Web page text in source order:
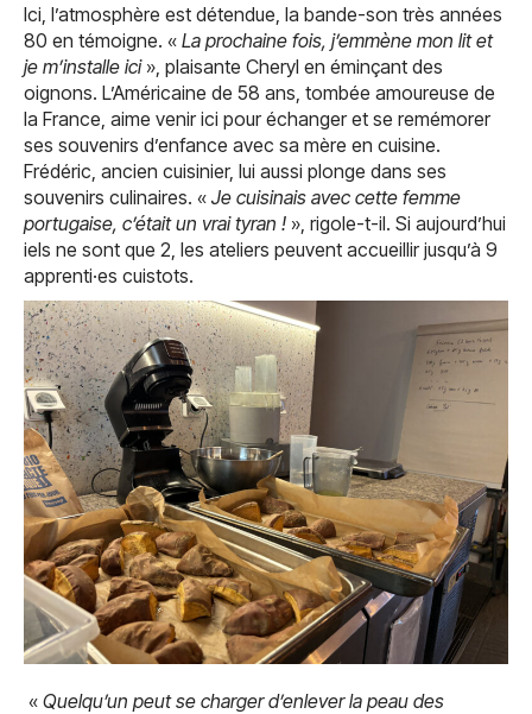
Ici, l’atmosphère est détendue, la bande-son très années
80 en témoigne. « La prochaine fois, j’emmène mon lit et
je m’installe ici», plaisante Cheryl en éminçant des
oignons. L’Américaine de 58 ans, tombée amoureuse de
la France, aime venir ici pour échanger et se remémorer
ses souvenirs d’enfance avec sa mère en cuisine.
Frédéric, ancien cuisinier, lui aussi plonge dans ses
souvenirs culinaires. « Je cuisinais avec cette femme
portugaise, c’était un vrai tyran ! », rigole-t-il. Si aujourd’hui
iels ne sont que 2, les ateliers peuvent accueillir jusqu’à 9
apprenti·es cuistots.
« Quelqu’un peut se charger d’enlever la peau des